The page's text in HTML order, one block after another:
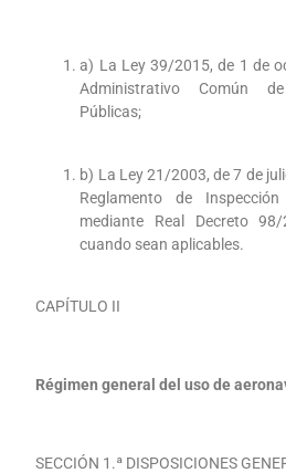
a) La Ley 39/2015, de 1 de
Administrativo Común
Públicas;
b) La Ley 21/2003, de 7 de
Reglamento de
mediante Real Decreto
cuando sean aplicables.
CAPÍTULO II
Régimen general del uso de
SECCIÓN 1.ª DISPOSICIONES